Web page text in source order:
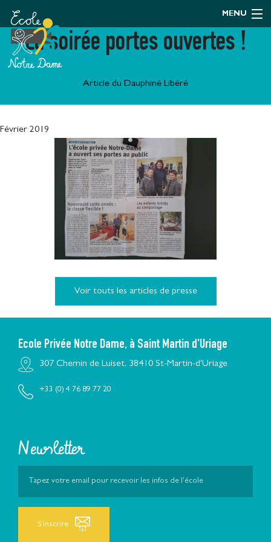
MENU
La soirée portes ouvertes !
Article du Dauphiné Libéré
Février 2019
Voir touts les articles de presse
Ecole Privée Notre Dame, à Saint Martin d'Uriage
307 Chemin de Luiset, 38410 St-Martin-d'Uriage
+33 (0) 4 76 89 77 20
Newsletter
S'inscrire